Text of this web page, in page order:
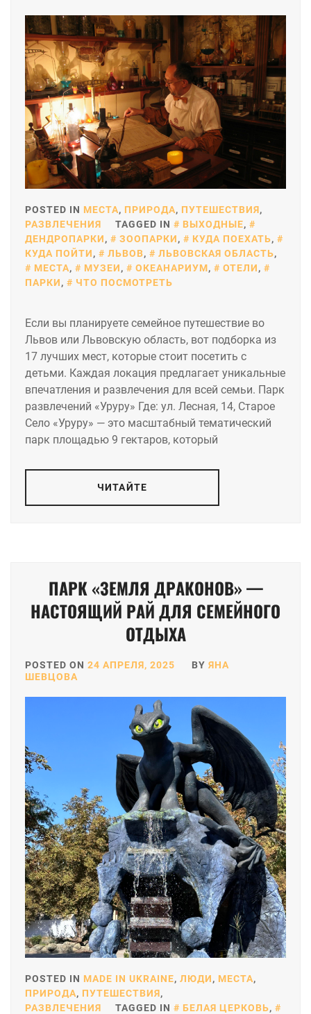
POSTED IN МЕСТА, ПРИРОДА, ПУТЕШЕСТВИЯ,
РАЗВЛЕЧЕНИЯ
TAGGED IN ВЫХОДНЫЕ,
ДЕНДРОПАРКИ, ЗООПАРКИ, КУДА ПОЕХАТЬ,
КУДА ПОЙТИ, ЛЬВОВ, ЛЬВОВСКАЯ ОБЛАСТЬ,
МЕСТА, МУЗЕИ, ОКЕАНАРИУМ, ОТЕЛИ,
ПАРКИ, ЧТО ПОСМОТРЕТЬ
Если вы планируете семейное путешествие во
Львов или Львовскую область, вот подборка из
17 лучших мест, которые стоит посетить с
детьми. Каждая локация предлагает уникальные
впечатления и развлечения для всей семьи. Парк
развлечений «Уруру» Где: ул. Лесная, 14, Старое
Село «Уруру» — это масштабный тематический
парк площадью 9 гектаров, который
ЧИТАЙТЕ
ПАРК «ЗЕМЛЯ ДРАКОНОВ» —
НАСТОЯЩИЙ РАЙ ДЛЯ СЕМЕЙНОГО
ОТДЫХА
POSTED ON 24 АПРЕЛЯ, 2025 BY ЯНА
ШЕВЦОВА
POSTED IN MADE IN UKRAINE, ЛЮДИ, МЕСТА,
ПРИРОДА, ПУТЕШЕСТВИЯ,
РАЗВЛЕЧЕНИЯ
TAGGED IN БЕЛАЯ ЦЕРКОВЬ,